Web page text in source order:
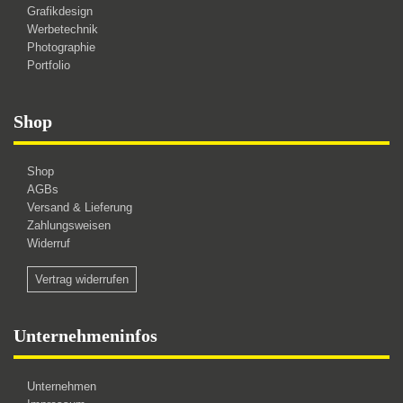
Grafikdesign
Werbetechnik
Photographie
Portfolio
Shop
Shop
AGBs
Versand & Lieferung
Zahlungsweisen
Widerruf
Vertrag widerrufen
Unternehmeninfos
Unternehmen